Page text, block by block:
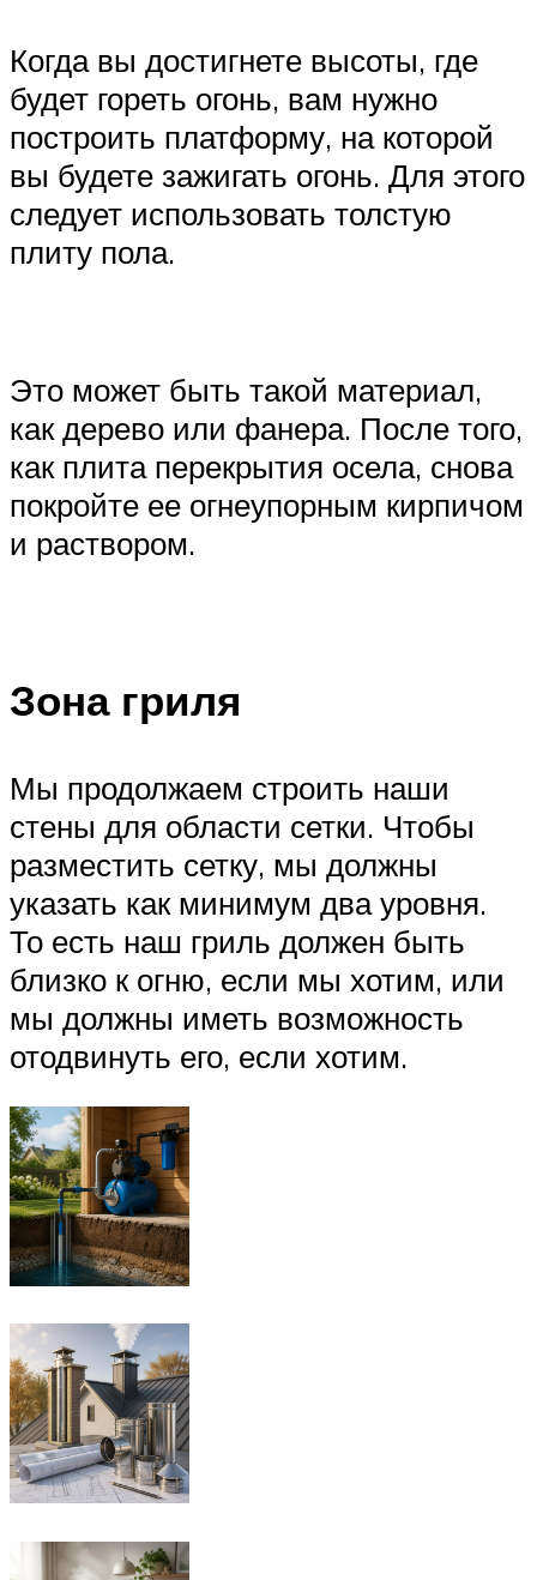
Когда вы достигнете высоты, где
будет гореть огонь, вам нужно
построить платформу, на которой
вы будете зажигать огонь. Для этого
следует использовать толстую
плиту пола.
Это может быть такой материал,
как дерево или фанера. После того,
как плита перекрытия осела, снова
покройте ее огнеупорным кирпичом
и раствором.
Зона гриля
Мы продолжаем строить наши
стены для области сетки. Чтобы
разместить сетку, мы должны
указать как минимум два уровня.
То есть наш гриль должен быть
близко к огню, если мы хотим, или
мы должны иметь возможность
отодвинуть его, если хотим.